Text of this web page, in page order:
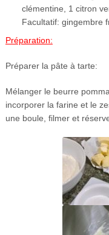
clémentine, 1 citron
Facultatif: gingembre
Préparation:
Préparer la pâte à tarte:
Mélanger le beurre
incorporer la farine et le
une boule, filmer et